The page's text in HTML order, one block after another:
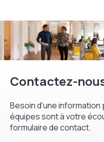
Contactez-
Besoin d'une information
équipes sont à votre
formulaire de contact.